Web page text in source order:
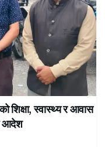
शिक्षा, स्वास्थ्य र आवास
आदेश